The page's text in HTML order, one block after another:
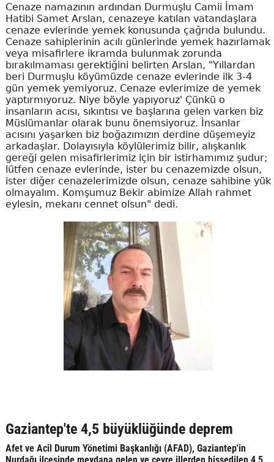
Cenaze namazının ardından Durmuşlu Camii İmam
Hatibi Samet Arslan, cenazeye katılan vatandaşlara
cenaze evlerinde yemek konusunda çağrıda bulundu.
Cenaze sahiplerinin acılı günlerinde yemek hazırlamak
veya misafirlere ikramda bulunmak zorunda
bırakılmaması gerektiğini belirten Arslan, "Yıllardan
beri Durmuşlu köyümüzde cenaze evlerinde ilk 3-4
gün yemek yemiyoruz. Cenaze evlerimize de yemek
yaptırmıyoruz. Niye böyle yapıyoruz' Çünkü o
insanların acısı, sıkıntısı ve başlarına gelen varken biz
Müslümanlar olarak bunu önemsiyoruz. İnsanlar
acısını yaşarken biz boğazımızın derdine düşemeyiz
arkadaşlar. Dolayısıyla köylülerimiz bilir, alışkanlık
gereği gelen misafirlerimiz için bir istirhamımız şudur;
lütfen cenaze evlerinde, ister bu cenazemizde olsun,
ister diğer cenazelerimizde olsun, cenaze sahibine yük
olmayalım. Komşumuz Bekir abimize Allah rahmet
eylesin, mekanı cennet olsun" dedi.
Gaziantep'te 4,5 büyüklüğünde deprem
Afet ve Acil Durum Yönetimi Başkanlığı (AFAD), Gaziantep'in